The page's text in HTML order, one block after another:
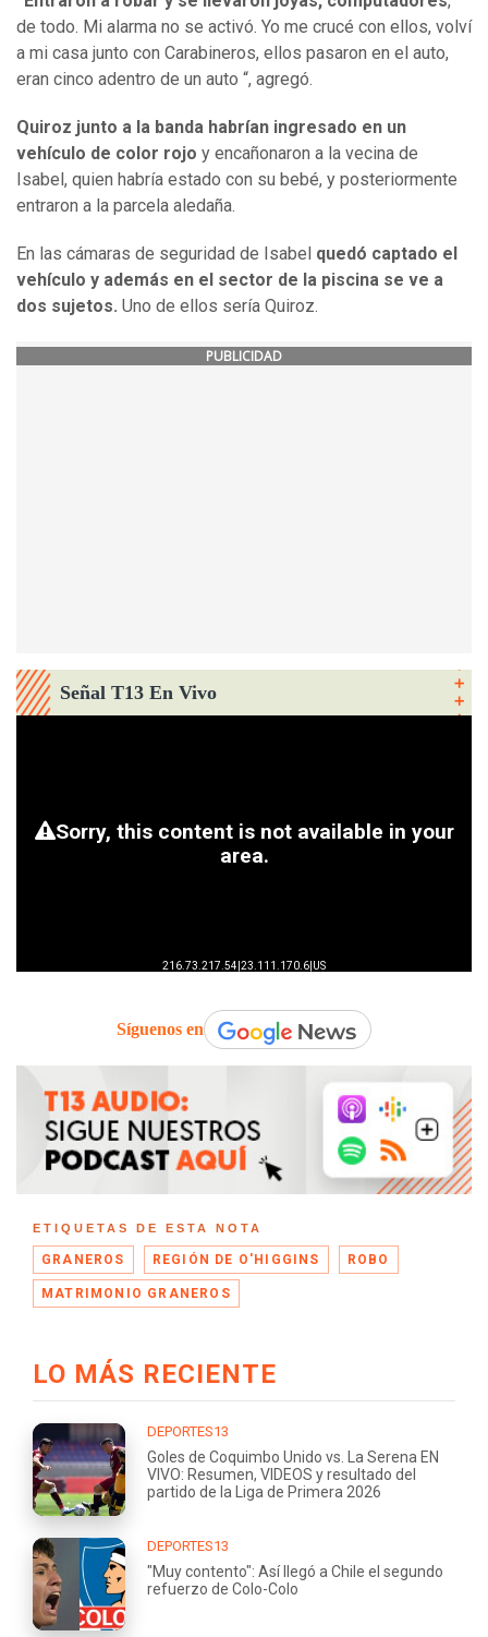
de todo. Mi alarma no se activó. Yo me crucé con ellos, volví
a mi casa junto con Carabineros, ellos pasaron en el auto,
eran cinco adentro de un auto “, agregó.
Quiroz junto a la banda habrían ingresado en un
vehículo de color rojo y encañonaron a la vecina de
Isabel, quien habría estado con su bebé, y posteriormente
entraron a la parcela aledaña.
En las cámaras de seguridad de Isabel quedó captado el
vehículo y además en el sector de la piscina se ve a
dos sujetos. Uno de ellos sería Quiroz.
PUBLICIDAD
Señal T13 En Vivo
Síguenos en
ETIQUETAS DE ESTA NOTA
GRANEROS REGIÓN DE O'HIGGINS ROBO
MATRIMONIO GRANEROS
LO MÁS RECIENTE
DEPORTES13
Goles de Coquimbo Unido vs. La Serena EN
VIVO: Resumen, VIDEOS y resultado del
partido de la Liga de Primera 2026
DEPORTES13
"Muy contento": Así llegó a Chile el segundo
refuerzo de Colo-Colo